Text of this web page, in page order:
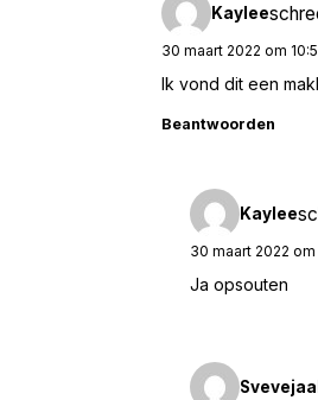
Kaylee
30 maart 2022 om
Ik vond dit een
Beantwoorden
Kaylee
30 maart 2022 om
Ja opsouten